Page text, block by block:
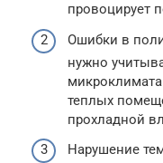
провоцирует
Ошибки в
нужно
теплых
прохладной
Нарушение